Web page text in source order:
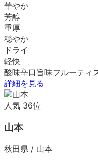
華やか
芳醇
重厚
穏やか
ドライ
軽快
酸味辛口 旨味フルーティ
詳細を見る
人気 36位
山本
秋田県 / 山本